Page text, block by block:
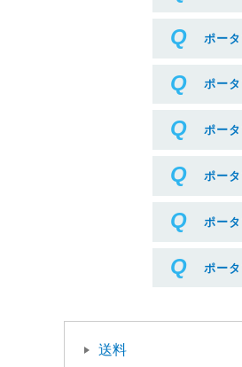
ポー
ポー
ポー
ポー
ポー
ポー
送料